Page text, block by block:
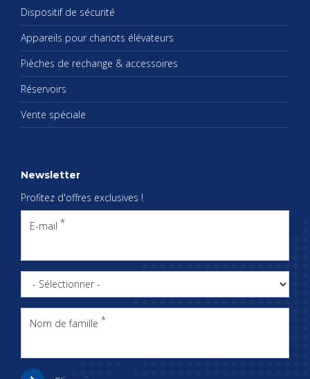
Dis­po­si­tif de sécu­rité
Appa­reils pour cha­riots élé­va­teurs
Pièches de rechange & acces­soires
Réser­voirs
Vente spé­ciale
News­let­ter
Pro­fi­tez d'offres exclu­sives !
E-mail
Nom de famille